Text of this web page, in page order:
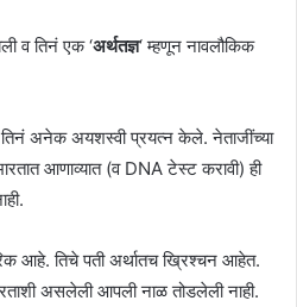
व तिनं एक ‘अर्थतज्ञ‘ म्हणून नावलौकिक
तिनं अनेक अयशस्वी प्रयत्न केले. नेताजींच्या
आणाव्यात (व DNA टेस्ट करावी) ही
आहे. तिचे पती अर्थातच ख्रिश्चन आहेत.
असलेली आपली नाळ तोडलेली नाही.